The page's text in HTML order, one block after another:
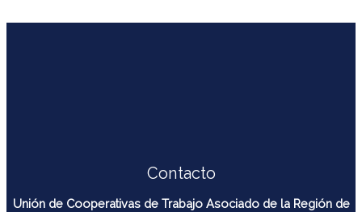
Contacto
Unión de Cooperativas de Trabajo Asociado de la Región de